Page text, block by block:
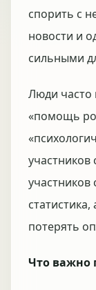
спорить с
новости и
сильными
Люди часто
«помощь
участников
потерять
Что важно